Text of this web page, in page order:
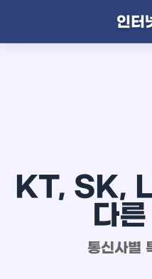
인터
KT, SK,
다
통신사별